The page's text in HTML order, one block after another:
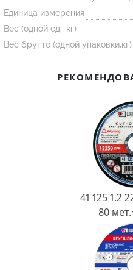
Лодочка
Контакт
Желоб
Единица измерения
Вес (одной ед., кг)
Вес брутто (одной упаковки,кг)
41 125 1.2
80